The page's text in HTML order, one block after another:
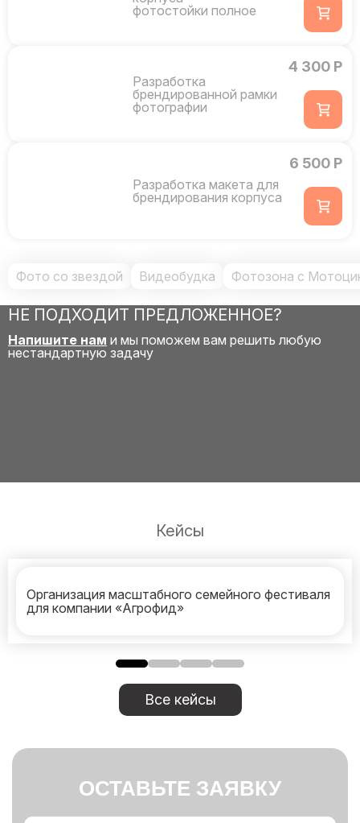
фотостойки полное
Разработка
брендированной рамки
фотографии
4 300 Р
Разработка макета для
брендирования корпуса
6 500 Р
Фото со звездой Видеобудка Фотозона с
НЕ ПОДХОДИТ ПРЕДЛОЖЕННОЕ?
Напишите нам и мы поможем вам решить любую
нестандартную задачу
Кейсы
Организация масштабного семейного фестиваля
для компании «Агрофид»
Все кейсы
ОСТАВЬТЕ ЗАЯВКУ